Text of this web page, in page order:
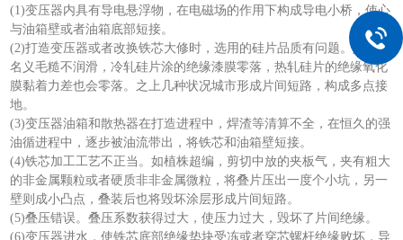
(1)变压器内具有导电悬浮物，在电磁场的作用下构成导电小桥，使心
与油箱壁或者油箱底部短接。
(2)打造变压器或者改换铁芯大修时，选用的硅片品质有问题。如硅片
名义毛糙不润滑，冷轧硅片涂的绝缘漆膜零落，热轧硅片的绝缘氧化
膜黏着力差也会零落。之上几种状况城市形成片间短路，构成多点接
地。
(3)变压器油箱和散热器在打造进程中，焊渣等清算不全，在恒久的强
油循进程中，逐步被油流带出，将铁芯和油箱壁短接。
(4)铁芯加工工艺不正当。如植株超编，剪切中放的夹板气，夹有粗大
的非金属颗粒或者硬质非非金属微粒，将叠片压出一度个小坑，另一
壁则成小凸点，叠装后也将毁坏涂层形成片间短路。
(5)叠压错误。叠压系数获得过大，使压力过大，毁坏了片间绝缘。
(6)变压器进水，使铁芯底部绝缘垫块受冻或者穿芯螺杆绝缘败坏，导